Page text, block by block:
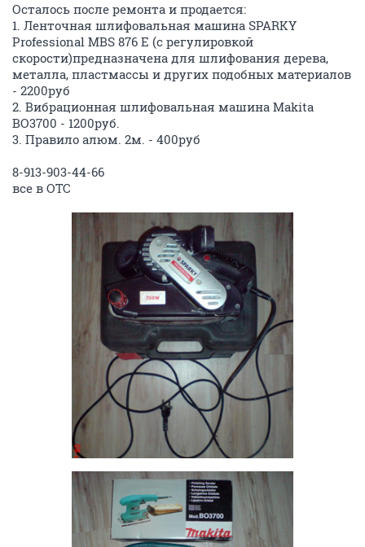
Осталось после ремонта и продается:
1. Ленточная шлифовальная машина SPARKY
Professional MBS 876 E (с регулировкой
скорости)предназначена для шлифования дерева,
металла, пластмассы и других подобных материалов
- 2200руб
2. Вибрационная шлифовальная машина Makita
BO3700 - 1200руб.
3. Правило алюм. 2м. - 400руб
8-913-903-44-66
все в ОТС